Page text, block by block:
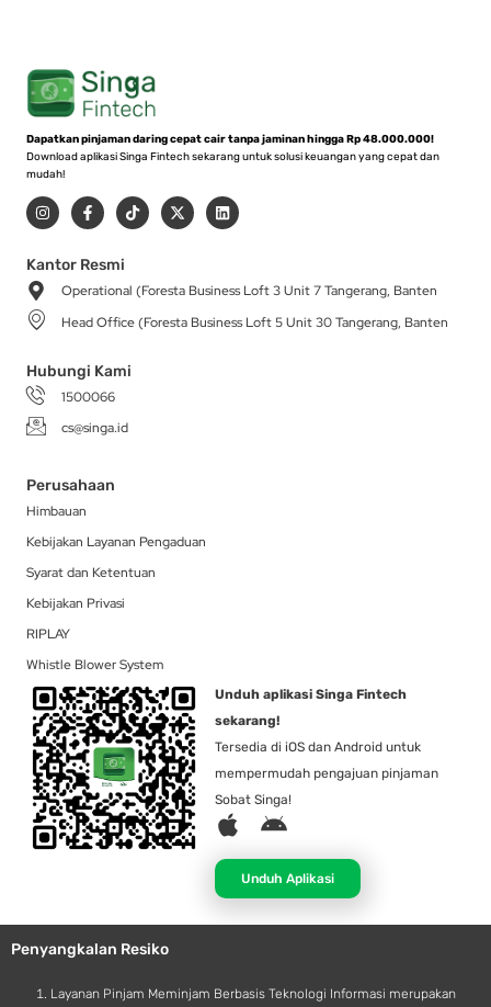
Dapatkan pinjaman daring cepat cair tanpa jaminan hingga Rp 48.000.000!
Download aplikasi Singa Fintech sekarang untuk solusi keuangan yang cepat dan
mudah!
I
n
s
a
g
r
a
m
F
a
c
b
o
-
T
i
k
X
-
t
t
r
L
i
n
i
Kantor Resmi
Operational (Foresta Business Loft 3 Unit 7 Tangerang, Banten
Head Office (Foresta Business Loft 5 Unit 30 Tangerang, Banten
Hubungi Kami
1500066
cs@singa.id
Perusahaan
Himbauan
Kebijakan Layanan Pengaduan
Syarat dan Ketentuan
Kebijakan Privasi
RIPLAY
Whistle Blower System
Unduh aplikasi Singa Fintech
sekarang!
Tersedia di iOS dan Android untuk
mempermudah pengajuan pinjaman
Sobat Singa!
A
p
l
e
A
d
r
o
d
Unduh Aplikasi
Penyangkalan Resiko
Layanan Pinjam Meminjam Berbasis Teknologi Informasi merupakan